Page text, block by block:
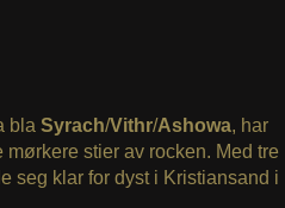
bla Syrach/Vithr/Ashowa, har
stier av rocken. Med tre
seg klar for dyst i Kristiansand i